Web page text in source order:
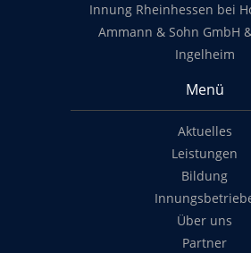
Innung Rheinhessen bei
Ammann & Sohn GmbH
Ingelheim
Menü
Aktuelles
Leistungen
Bildung
Über uns
Partner